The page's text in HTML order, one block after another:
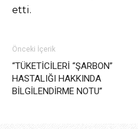
etti.
Önceki İçerik
“TÜKETİCİLERİ “ŞARBON”
HASTALIĞI HAKKINDA
BİLGİLENDİRME NOTU”